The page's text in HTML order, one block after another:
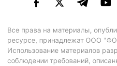
Все права на материалы,
ресурсе, принадлежат ООО
Использование материалов
соблюдении требований,